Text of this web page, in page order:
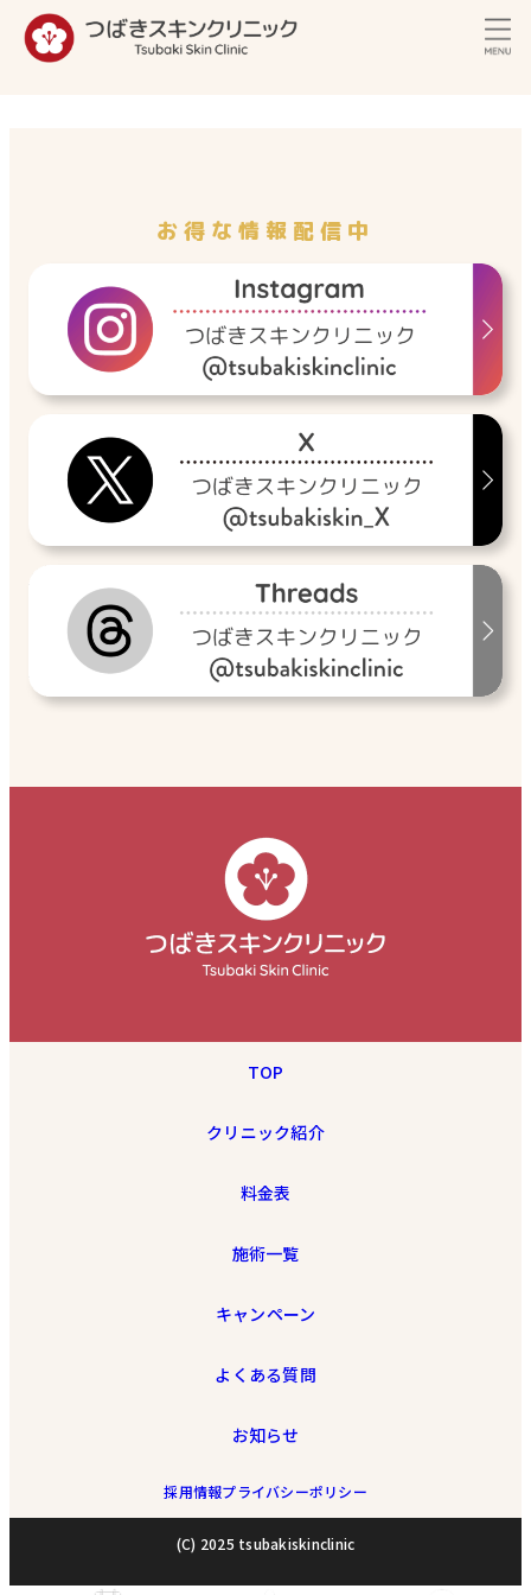
内
容
お得な情報配信中
TOP
クリニック紹介
料金表
施術一覧
キャンペーン
よくある質問
お知らせ
採用情報プライバシーポリシー
(C) 2025 tsubakiskinclinic